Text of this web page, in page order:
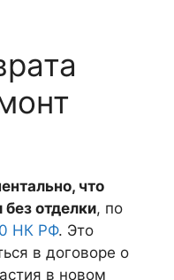
что
отделки, по
НК РФ. Это
в договоре о
в новом